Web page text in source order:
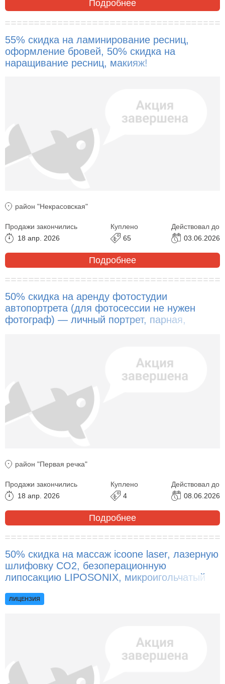
Подробнее
55% скидка на ламинирование ресниц,
оформление бровей, 50% скидка на
наращивание ресниц, макияж!
район "Некрасовская"
Продажи закончились
18 апр. 2026
Куплено
65
Действовал до
03.06.2026
Подробнее
50% скидка на аренду фотостудии
автопортрета (для фотосессии не нужен
фотограф) — личный портрет, парная,
район "Первая речка"
Продажи закончились
18 апр. 2026
Куплено
4
Действовал до
08.06.2026
Подробнее
50% скидка на массаж icoone laser, лазерную
шлифовку CO2, безоперационную
липосакцию LIPOSONIX, микроигольчатый
ЛИЦЕНЗИЯ